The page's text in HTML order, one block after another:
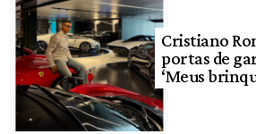
Cristiano
portas de
‘Meus